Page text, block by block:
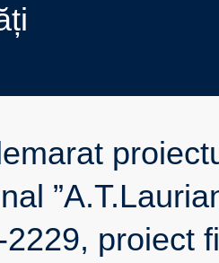
2229, proiect